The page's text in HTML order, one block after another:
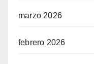
marzo 2026
febrero 2026